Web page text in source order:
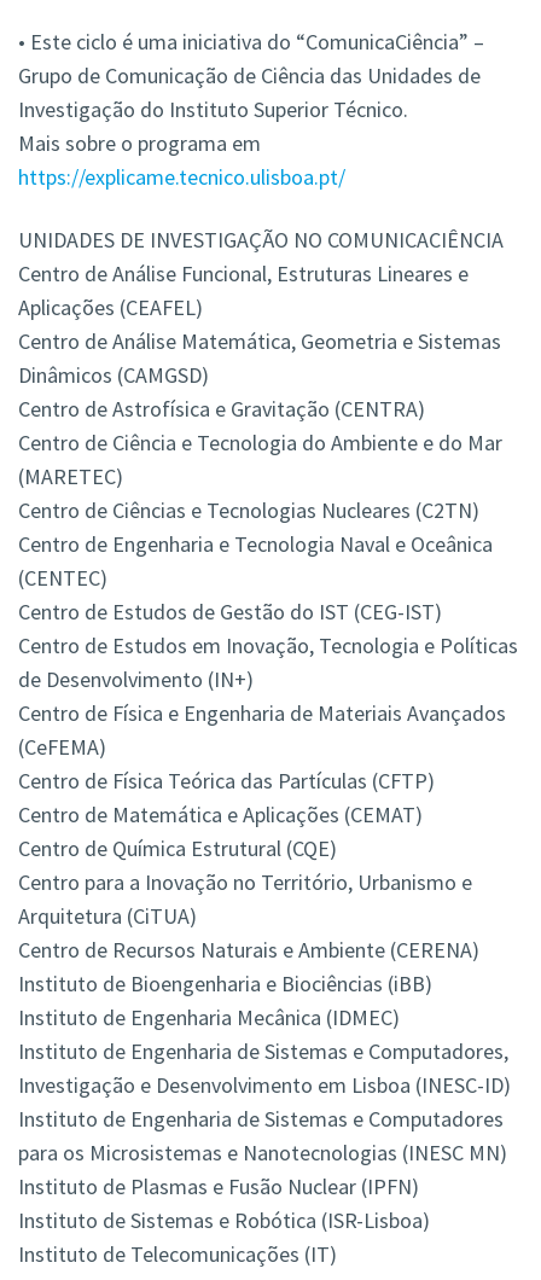
• Este ciclo é uma iniciativa do “ComunicaCiência” –
Grupo de Comunicação de Ciência das Unidades de
Investigação do Instituto Superior Técnico.
Mais sobre o programa em
https://explicame.tecnico.ulisboa.pt/
UNIDADES DE INVESTIGAÇÃO NO COMUNICACIÊNCIA
Centro de Análise Funcional, Estruturas Lineares e
Aplicações (CEAFEL)
Centro de Análise Matemática, Geometria e Sistemas
Dinâmicos (CAMGSD)
Centro de Astrofísica e Gravitação (CENTRA)
Centro de Ciência e Tecnologia do Ambiente e do Mar
(MARETEC)
Centro de Ciências e Tecnologias Nucleares (C2TN)
Centro de Engenharia e Tecnologia Naval e Oceânica
(CENTEC)
Centro de Estudos de Gestão do IST (CEG-IST)
Centro de Estudos em Inovação, Tecnologia e Políticas
de Desenvolvimento (IN+)
Centro de Física e Engenharia de Materiais Avançados
(CeFEMA)
Centro de Física Teórica das Partículas (CFTP)
Centro de Matemática e Aplicações (CEMAT)
Centro de Química Estrutural (CQE)
Centro para a Inovação no Território, Urbanismo e
Arquitetura (CiTUA)
Centro de Recursos Naturais e Ambiente (CERENA)
Instituto de Bioengenharia e Biociências (iBB)
Instituto de Engenharia Mecânica (IDMEC)
Instituto de Engenharia de Sistemas e Computadores,
Investigação e Desenvolvimento em Lisboa (INESC-ID)
Instituto de Engenharia de Sistemas e Computadores
para os Microsistemas e Nanotecnologias (INESC MN)
Instituto de Plasmas e Fusão Nuclear (IPFN)
Instituto de Sistemas e Robótica (ISR-Lisboa)
Instituto de Telecomunicações (IT)